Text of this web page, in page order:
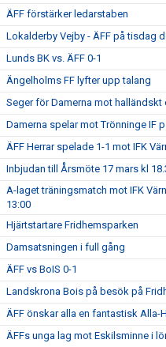
ÄFF förstärker ledarstaben
Lokalderby Vejby - ÄFF på tisdag
Lunds BK vs. ÄFF 0-1
Ängelholms FF lyfter upp talang
Seger för Damerna mot halländskt
Damerna spelar mot Trönninge IF
ÄFF Herrar spelade 1-1 mot IFK
Inbjudan till Årsmöte 17 mars kl
A-laget träningsmatch mot IFK
13:00
Hjärtstartare Fridhemsparken
Damsatsningen i full gång
ÄFF vs BoIS 0-1
Landskrona Bois på besök på
ÄFF önskar alla en fantastisk Alla-
ÄFFs unga lag mot Eskilsminne i